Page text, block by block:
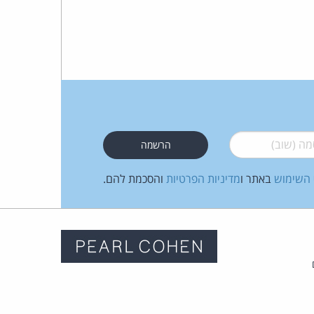
(שוב)*
השימוש באתר ומדיניות הפרטיות והסכמת להם.